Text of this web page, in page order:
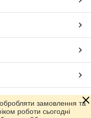
замовлення та
роботи сьогодні